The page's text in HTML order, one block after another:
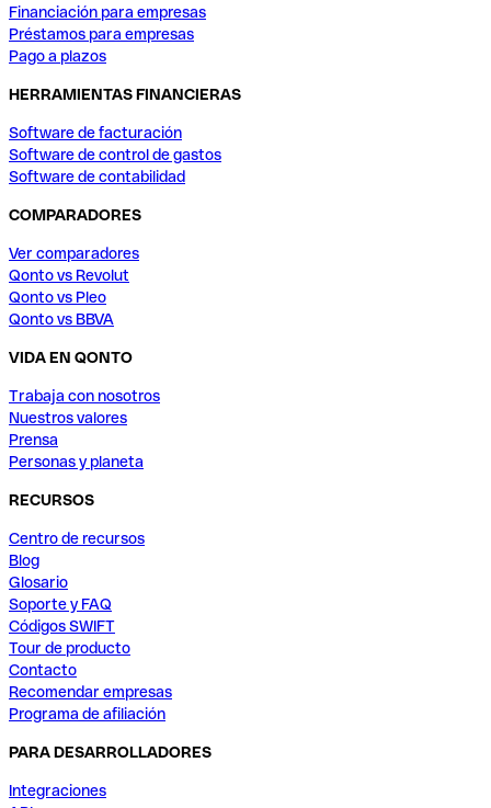
Financiación para empresas
Préstamos para empresas
Pago a plazos
HERRAMIENTAS FINANCIERAS
Software de facturación
Software de control de gastos
Software de contabilidad
COMPARADORES
Ver comparadores
Qonto vs Revolut
Qonto vs Pleo
Qonto vs BBVA
VIDA EN QONTO
Trabaja con nosotros
Nuestros valores
Prensa
Personas y planeta
RECURSOS
Centro de recursos
Blog
Glosario
Soporte y FAQ
Códigos SWIFT
Tour de producto
Contacto
Recomendar empresas
Programa de afiliación
PARA DESARROLLADORES
Integraciones